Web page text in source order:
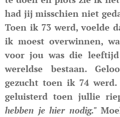
had jij misschien niet
Toen ik 73 werd, voelde
ik moest overwinnen,
voor jou was die
wereldse bestaan.
gezucht toen ik 74
geluisterd toen jullie
hebben je hier nodig."